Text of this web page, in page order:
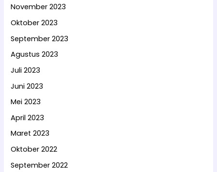
November 2023
Oktober 2023
September 2023
Agustus 2023
Juli 2023
Juni 2023
Mei 2023
April 2023
Maret 2023
Oktober 2022
September 2022